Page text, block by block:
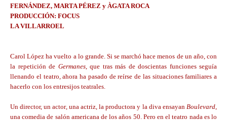
FERNÁNDEZ, MARTA PÉREZ y ÀGATA ROCA
PRODUCCIÓN: FOCUS
LA VILLARROEL
Carol López ha vuelto a lo grande. Si se marchó hace menos de un año, con
la repetición de Germanes, que tras más de doscientas funciones seguía
llenando el teatro, ahora ha pasado de reírse de las situaciones familiares a
hacerlo con los entresijos teatrales.
Un director, un actor, una actriz, la productora y la diva ensayan Boulevard,
una comedia de salón americana de los años 50. Pero en el teatro nada es lo